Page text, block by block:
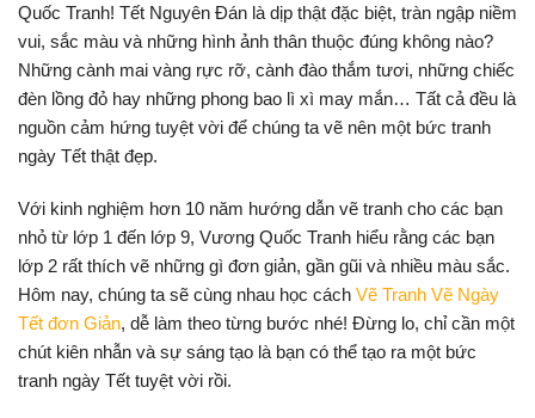
Quốc Tranh! Tết Nguyên Đán là dịp thật đặc biệt, tràn ngập niềm
vui, sắc màu và những hình ảnh thân thuộc đúng không nào?
Những cành mai vàng rực rỡ, cành đào thắm tươi, những chiếc
đèn lồng đỏ hay những phong bao lì xì may mắn… Tất cả đều là
nguồn cảm hứng tuyệt vời để chúng ta vẽ nên một bức tranh
ngày Tết thật đẹp.
Với kinh nghiệm hơn 10 năm hướng dẫn vẽ tranh cho các bạn
nhỏ từ lớp 1 đến lớp 9, Vương Quốc Tranh hiểu rằng các bạn
lớp 2 rất thích vẽ những gì đơn giản, gần gũi và nhiều màu sắc.
Hôm nay, chúng ta sẽ cùng nhau học cách Vẽ Tranh Vẽ Ngày
Tết đơn Giản, dễ làm theo từng bước nhé! Đừng lo, chỉ cần một
chút kiên nhẫn và sự sáng tạo là bạn có thể tạo ra một bức
tranh ngày Tết tuyệt vời rồi.